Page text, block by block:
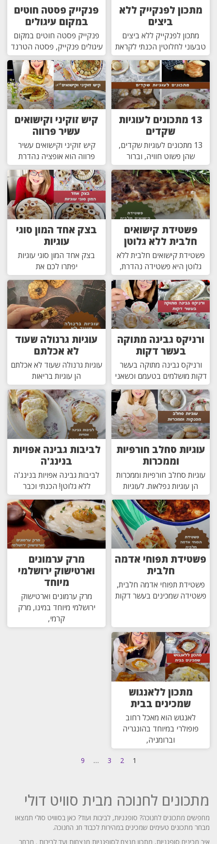
מתכון לפנקייק ללא
ביצים
מתכון לפנקייק ללא ביצים
טבעוני לחלוטין הכנתי לקראת
פנקייק פסטה חוטים
במקום עיגולים
פנקייק פסטה חוטים במקום
עיגולים פנקייק, פסטה הטרנד
13 מתכונים לעוגיות
שקדים
13 מתכונים לעוגיות שקדים,
שהן פשוט חוויה, וברור
קיש זוקיני וקישואים
עשיר פרווה
קיש זוקיני וקישואים עשיר
פרווה הוא אופציה נהדרת
פשטידת קישואים
חלבית ללא גלוטן
פשטידת קישואים חלבית ללא
גלוטן היא פשטידה נהדרת,
בצק אחד המון סוגי
עוגיות
בצק אחד המון סוגי עוגיות
יפתרו לכם את
ורניקס גבינה מתוקה
בעשר דקות
ורניקס גבינה מתוקה בעשר
דקות מושלמים בטעמם וכשאני
עוגיות גרנולה שעוד
לא אכלתם
עוגיות גרנולה שעוד לא אכלתם
הן עוגיות בריאות
עוגיות סחלב חורפיות
וממכרות
עוגיות סחלב חורפיות וממכרות
הן עוגיות נפלאות. לעוגיות
לביבות גבינה אפויות
בנינג'ה
לביבות גבינה אפויות בנינג'ה
ללא גלוטן! הכנתי וכבר
פשטידת תפוחי אדמה
חלבית
פשטידת תפוחי אדמה חלבית,
פשטידה שמכינים בעשר דקות
מרק ערמונים
וארטישוק ירושלמי
מיוחד
מרק ערמונים וארטישוק
ירושלמי מיוחד במינו, מרק
קרמי,
מתכון ללאנגוש
שמכינים בבית
לאנגוש הוא מאכל רחוב
פופולרי במיוחד בהונגריה
וברומניה,
1
2
3
…
9
מתכונים לחנוכה מבית סוויט דולי
מחפשים מתכונים לחנוכה? סופגניות, לביבות ועוד? כאן בסווויט סולי תמצאו
מבחר מתכונים טעימים שמכינים במהירות לכבוד חג החנוכה.
איך מכינים סופגניות, מתכון מנצח לסופגניות מנצחות ועד לביבות . מבחר